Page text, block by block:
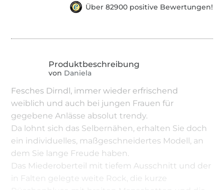
Über 82900 positive Bewertungen!
von Daniela
Fesches Dirndl, immer wieder erfrischend
weiblich und auch bei jungen Frauen für
gegebene Anlässe absolut trendy.
Da lohnt sich das Selbernähen, erhalten Sie doch
ein individuelles, maßgeschneidertes Modell, an
dem Sie lange Freude haben.
Das Miederoberteil mit tiefem Ausschnitt und der
in Falten gelegte weite Rock, die kurze